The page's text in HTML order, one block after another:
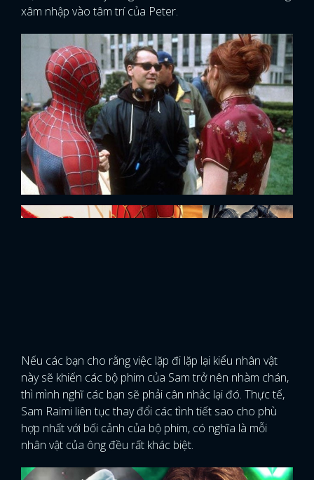
Khoảng chừng 10 năm sau, Sam Raimi tiếp tục giới
thiệu “mặt tối” của Norman Osborn trongSpider-Man
khi Green Goblin đang áp đảo Osborn bên trong chính
bộ não của mình. Ngay sau đó,
Spider-Man 3cũng
xuất hiện phiên bản ác nhân của Peter Parker, kẻ có
biệt danh là "Bully Maguire" sau khi Venom thành công
xâm nhập vào tâm trí của Peter.